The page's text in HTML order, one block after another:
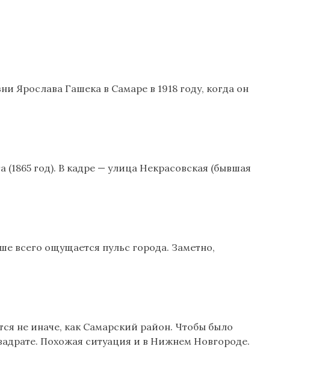
Ярослава Гашека в Самаре в 1918 году, когда он
год). В кадре — улица Некрасовская (бывшая
всего ощущается пульс города. Заметно,
не иначе, как Самарский район. Чтобы было
Похожая ситуация и в Нижнем Новгороде.